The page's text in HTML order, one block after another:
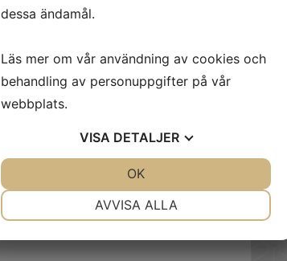
dessa ändamål.
Läs mer om vår användning av cookies och
behandling av personuppgifter på vår
webbplats.
VISA DETALJER
AVVISA ALLA
OK